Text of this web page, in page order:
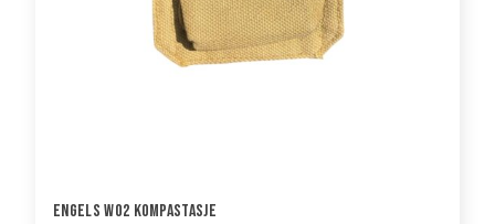
Engels WO2 Kompastasje